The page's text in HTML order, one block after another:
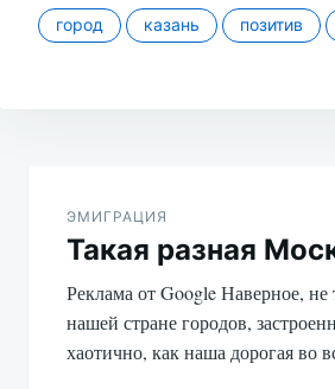
город казань позитив
записям
ЭМИГРАЦИЯ
Такая разная
Реклама от Google Наверное, не
нашей стране городов,
хаотично, как наша дорогая во